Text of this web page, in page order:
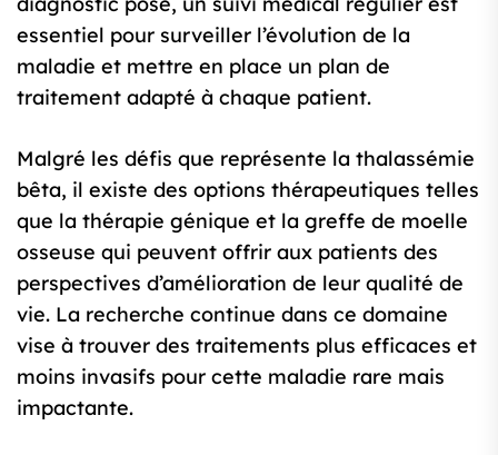
essentiel pour surveiller l’évolution de la
maladie et mettre en place un plan de
traitement adapté à chaque patient.
Malgré les défis que représente la thalassémie
bêta, il existe des options thérapeutiques telles
que la thérapie génique et la greffe de moelle
osseuse qui peuvent offrir aux patients des
perspectives d’amélioration de leur qualité de
vie. La recherche continue dans ce domaine
vise à trouver des traitements plus efficaces et
moins invasifs pour cette maladie rare mais
impactante.